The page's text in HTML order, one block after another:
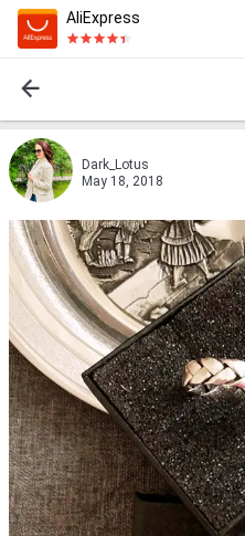
AliExpress
Dark_Lotus
May 18, 2018